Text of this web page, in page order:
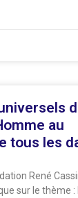
au
tous les
René
sur le thème :